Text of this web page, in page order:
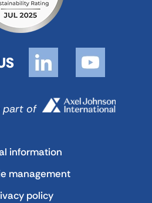
part of
information
management
policy